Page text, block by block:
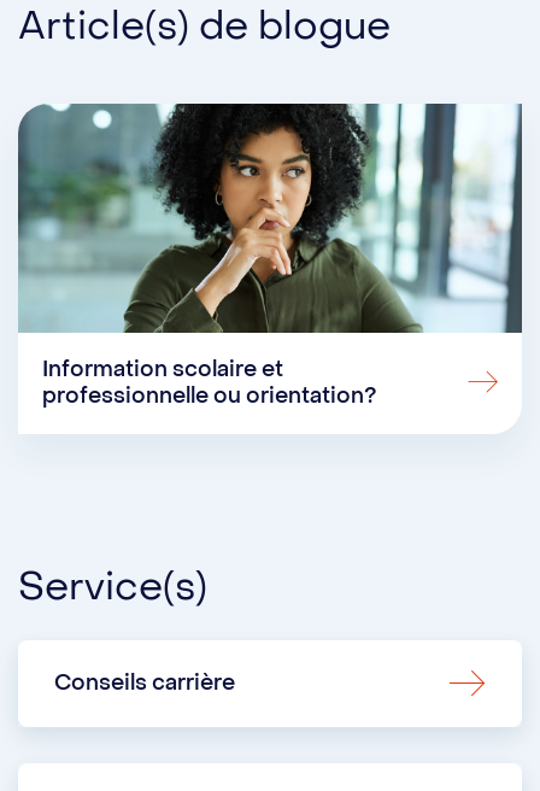
Article(s) de blogue
Information scolaire et
professionnelle ou orientation?
Service(s)
Conseils carrière